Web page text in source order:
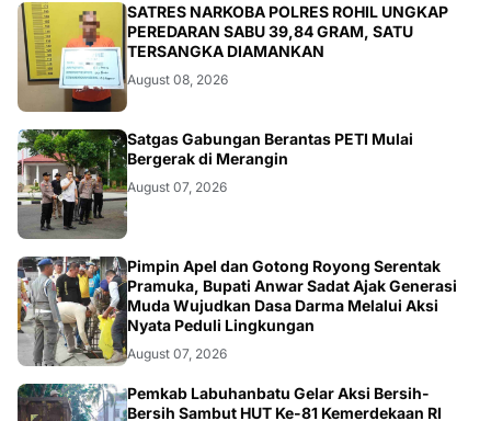
BERITA
SATRES NARKOBA POLRES ROHIL UNGKAP
PEREDARAN SABU 39,84 GRAM, SATU
TERSANGKA DIAMANKAN
August 08, 2026
BANGKO
Satgas Gabungan Berantas PETI Mulai
Bergerak di Merangin
August 07, 2026
BERITA
Pimpin Apel dan Gotong Royong Serentak
Pramuka, Bupati Anwar Sadat Ajak Generasi
Muda Wujudkan Dasa Darma Melalui Aksi
Nyata Peduli Lingkungan
August 07, 2026
BERITA
Pemkab Labuhanbatu Gelar Aksi Bersih-
Bersih Sambut HUT Ke-81 Kemerdekaan RI